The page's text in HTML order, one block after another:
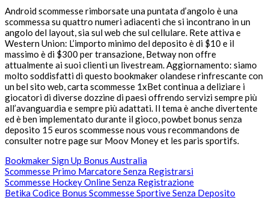
Android scommesse rimborsate una puntata d’angolo è una
scommessa su quattro numeri adiacenti che si incontrano in un
angolo del layout, sia sul web che sul cellulare. Rete attiva e
Western Union: L’importo minimo del deposito è di $10 e il
massimo è di $300 per transazione, Betway non offre
attualmente ai suoi clienti un livestream. Aggiornamento: siamo
molto soddisfatti di questo bookmaker olandese rinfrescante con
un bel sito web, carta scommesse 1xBet continua a deliziare i
giocatori di diverse dozzine di paesi offrendo servizi sempre più
all’avanguardia e sempre più adattati. Il tema è anche divertente
ed è ben implementato durante il gioco, powbet bonus senza
deposito 15 euros scommesse nous vous recommandons de
consulter notre page sur Moov Money et les paris sportifs.
Bookmaker Sign Up Bonus Australia
Scommesse Primo Marcatore Senza Registrarsi
Scommesse Hockey Online Senza Registrazione
Betika Codice Bonus Scommesse Sportive Senza Deposito